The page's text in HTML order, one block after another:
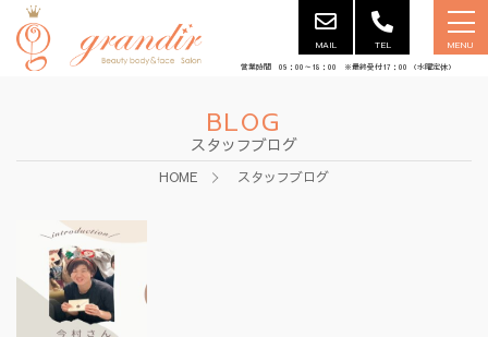
MAIL TEL MENU
営業時間 09：00～18：00 ※最終受付17：00 （水曜定休）
BLOG
スタッフブログ
HOME スタッフブログ